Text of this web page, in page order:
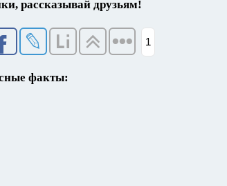
рассказывай друзьям!
1
факты: